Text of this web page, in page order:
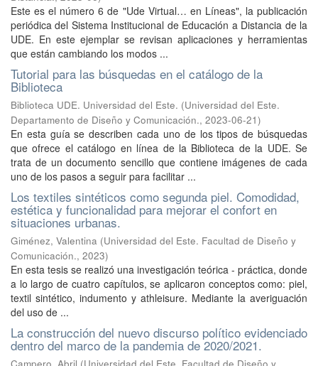
Este es el número 6 de "Ude Virtual… en Líneas", la publicación
periódica del Sistema Institucional de Educación a Distancia de la
UDE. En este ejemplar se revisan aplicaciones y herramientas
que están cambiando los modos ...
Tutorial para las búsquedas en el catálogo de la
Biblioteca
Biblioteca UDE. Universidad del Este. (Universidad del Este.
Departamento de Diseño y Comunicación., 2023-06-21)
En esta guía se describen cada uno de los tipos de búsquedas
que ofrece el catálogo en línea de la Biblioteca de la UDE. Se
trata de un documento sencillo que contiene imágenes de cada
uno de los pasos a seguir para facilitar ...
Los textiles sintéticos como segunda piel. Comodidad,
estética y funcionalidad para mejorar el confort en
situaciones urbanas.
Giménez, Valentina (Universidad del Este. Facultad de Diseño y
Comunicación., 2023)
En esta tesis se realizó una investigación teórica - práctica, donde
a lo largo de cuatro capítulos, se aplicaron conceptos como: piel,
textil sintético, indumento y athleisure. Mediante la averiguación
del uso de ...
La construcción del nuevo discurso político evidenciado
dentro del marco de la pandemia de 2020/2021.